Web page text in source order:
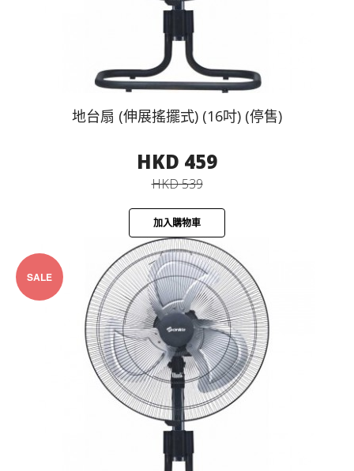
地台扇 (伸展搖擺式) (16吋) (停售)
HKD 459
HKD 539
加入購物車
SALE